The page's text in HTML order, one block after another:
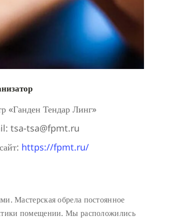
«Ганден Тендар Линг»
tsa-tsa@fpmt.ru
https://fpmt.ru/
Мастерская обрела постоянное
помещении. Мы расположились